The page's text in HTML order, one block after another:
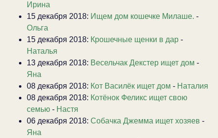
Ирина
15 декабря 2018: Ищем дом кошечке Милаше. -
Ольга
15 декабря 2018: Крошечные щенки в дар -
Наталья
13 декабря 2018: Весельчак Декстер ищет дом -
Яна
08 декабря 2018: Кот Василёк ищет дом - Наталия
08 декабря 2018: Котёнок Феликс ищет свою
семью - Настя
06 декабря 2018: Собачка Джемма ищет хозяев -
Яна